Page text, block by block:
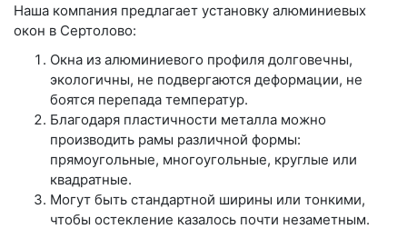
Наша компания предлагает установку алюминиевых
окон в Сертолово:
Окна из алюминиевого профиля долговечны,
экологичны, не подвергаются деформации, не
боятся перепада температур.
Благодаря пластичности металла можно
производить рамы различной формы:
прямоугольные, многоугольные, круглые или
квадратные.
Могут быть стандартной ширины или тонкими,
чтобы остекление казалось почти незаметным.